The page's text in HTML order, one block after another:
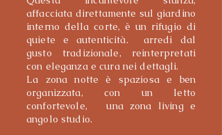
affacciata direttamente sul giardino
interno della corte, è un rifugio di
quiete e autenticità. arredi dal
gusto tradizionale, reinterpretati
con eleganza e cura nei dettagli.
La zona notte è spaziosa e ben
organizzata, con un letto
confortevole, una zona living e
angolo studio.